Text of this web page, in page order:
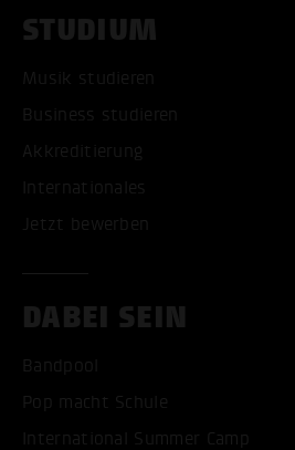
STUDIUM
Musik studieren
Business studieren
Akkreditierung
Internationales
Jetzt bewerben
DABEI SEIN
Bandpool
Pop macht Schule
International Summer Camp